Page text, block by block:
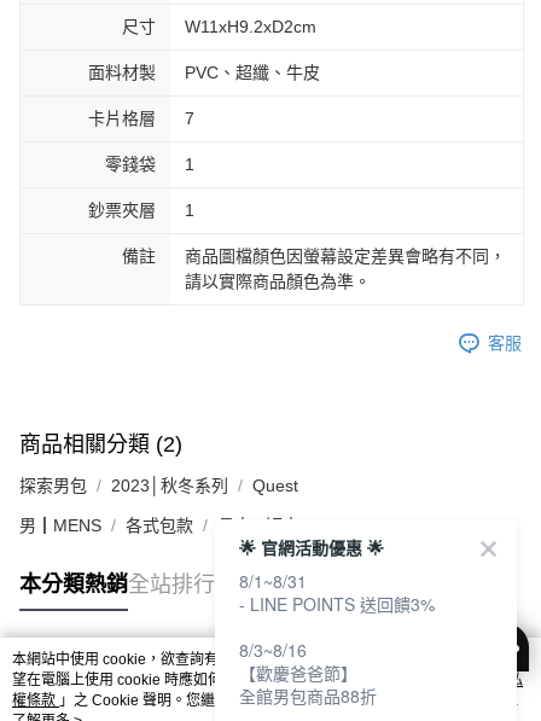
尺寸 W11xH9.2xD2cm
面料材製 PVC、超纖、牛皮
卡片格層 7
零錢袋 1
鈔票夾層 1
備註
商品圖檔顏色因螢幕設定差異會略有不同，
請以實際商品顏色為準。
客服
商品相關分類 (2)
探索男包 2023│秋冬系列 Quest
男┃MENS 各式包款 長夾 / 短夾
本分類熱銷全站排行
熱門標籤
本網站中使用 cookie，欲查詢有關本網站使用 cookie 方式之詳情，及若您不希
望在電腦上使用 cookie 時應如何變更電腦的 cookie 設定，請參閱本網站「
隱私
權條款 」之 Cookie 聲明。您繼續使用本網站即表示您同意本公司得按本網站使
🌟 官網活動優惠 🌟
8/1~8/31
- LINE POINTS 送回饋3%
8/3~8/16
【歡慶爸爸節】
全館男包商品88折